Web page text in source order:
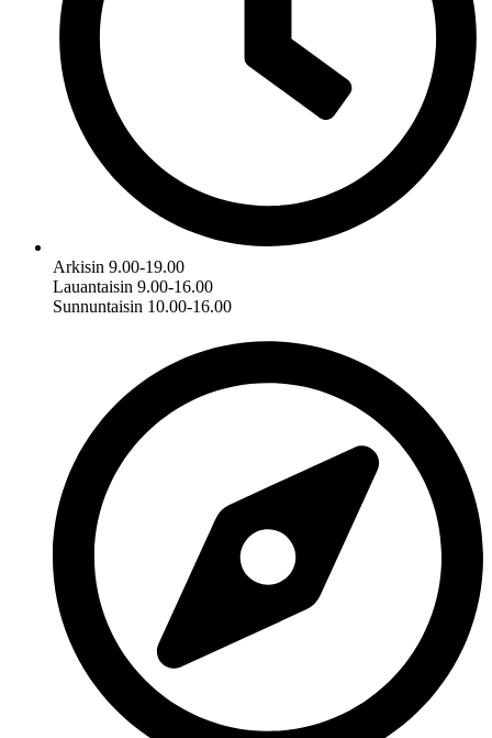
Arkisin 9.00-19.00
Lauantaisin 9.00-16.00
Sunnuntaisin 10.00-16.00